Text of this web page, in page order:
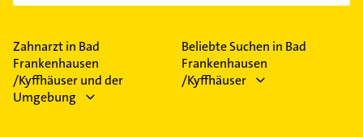
Zahnarzt in Bad
Frankenhausen
/Kyffhäuser und der
Umgebung
Beliebte Suchen in Bad
Frankenhausen
/Kyffhäuser